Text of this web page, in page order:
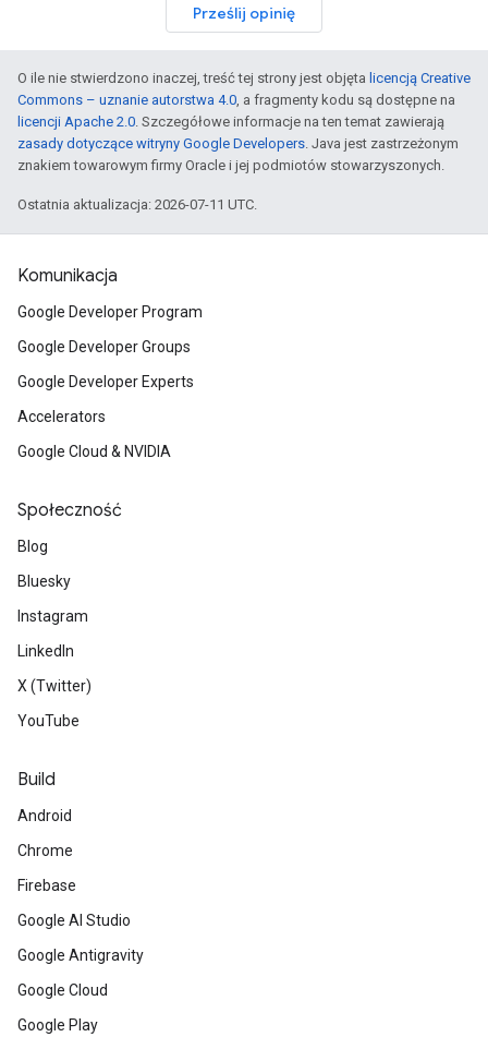
Prześlij opinię
O ile nie stwierdzono inaczej, treść tej strony jest objęta licencją Creative
Commons – uznanie autorstwa 4.0, a fragmenty kodu są dostępne na
licencji Apache 2.0. Szczegółowe informacje na ten temat zawierają
zasady dotyczące witryny Google Developers. Java jest zastrzeżonym
znakiem towarowym firmy Oracle i jej podmiotów stowarzyszonych.
Ostatnia aktualizacja: 2026-07-11 UTC.
Komunikacja
Google Developer Program
Google Developer Groups
Google Developer Experts
Accelerators
Google Cloud & NVIDIA
Społeczność
Blog
Bluesky
Instagram
LinkedIn
X (Twitter)
YouTube
Build
Android
Chrome
Firebase
Google AI Studio
Google Antigravity
Google Cloud
Google Play